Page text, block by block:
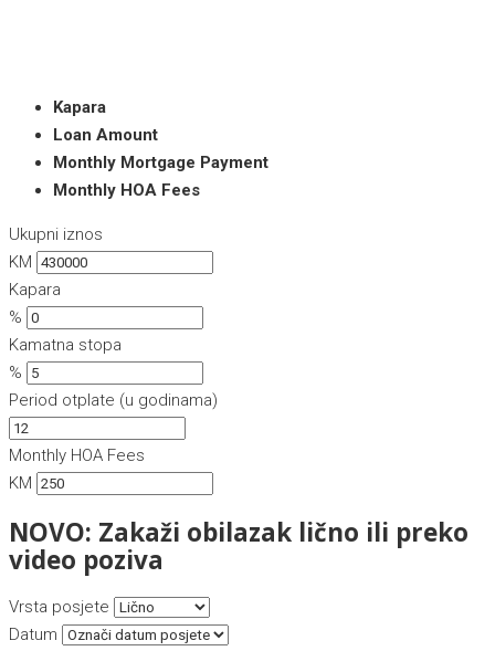
Kapara
Loan Amount
Monthly Mortgage Payment
Monthly HOA Fees
Ukupni iznos
KM
Kapara
%
Kamatna stopa
%
Period otplate (u godinama)
Monthly HOA Fees
KM
NOVO: Zakaži obilazak lično ili preko
video poziva
Vrsta posjete
Datum